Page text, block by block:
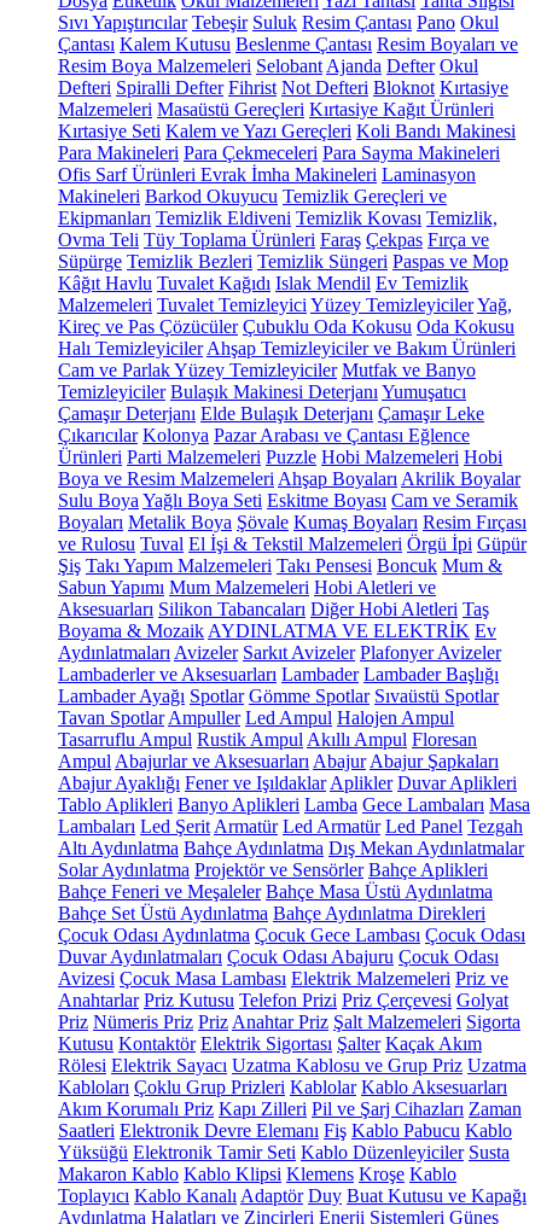
Sıvı Yapıştırıcılar Tebeşir Suluk Resim Çantası Pano Okul
Çantası Kalem Kutusu Beslenme Çantası Resim Boyaları ve
Resim Boya Malzemeleri Selobant Ajanda Defter Okul
Defteri Spiralli Defter Fihrist Not Defteri Bloknot Kırtasiye
Malzemeleri Masaüstü Gereçleri Kırtasiye Kağıt Ürünleri
Kırtasiye Seti Kalem ve Yazı Gereçleri Koli Bandı Makinesi
Para Makineleri Para Çekmeceleri Para Sayma Makineleri
Ofis Sarf Ürünleri Evrak İmha Makineleri Laminasyon
Makineleri Barkod Okuyucu Temizlik Gereçleri ve
Ekipmanları Temizlik Eldiveni Temizlik Kovası Temizlik,
Ovma Teli Tüy Toplama Ürünleri Faraş Çekpas Fırça ve
Süpürge Temizlik Bezleri Temizlik Süngeri Paspas ve Mop
Kâğıt Havlu Tuvalet Kağıdı Islak Mendil Ev Temizlik
Malzemeleri Tuvalet Temizleyici Yüzey TemizleyicilerYağ,
Kireç ve Pas Çözücüler Çubuklu Oda Kokusu Oda Kokusu
Halı Temizleyiciler Ahşap Temizleyiciler ve Bakım Ürünleri
Cam ve Parlak Yüzey Temizleyiciler Mutfak ve Banyo
Temizleyiciler Bulaşık Makinesi Deterjanı Yumuşatıcı
Çamaşır Deterjanı Elde Bulaşık Deterjanı Çamaşır Leke
Çıkarıcılar Kolonya Pazar Arabası ve Çantası Eğlence
Ürünleri Parti Malzemeleri Puzzle Hobi Malzemeleri Hobi
Boya ve Resim Malzemeleri Ahşap Boyaları Akrilik Boyalar
Sulu Boya Yağlı Boya Seti Eskitme Boyası Cam ve Seramik
Boyaları Metalik Boya Şövale Kumaş Boyaları Resim Fırçası
ve Rulosu Tuval El İşi & Tekstil Malzemeleri Örgü İpi Güpür
Şiş Takı Yapım Malzemeleri Takı Pensesi Boncuk Mum &
Sabun Yapımı Mum Malzemeleri Hobi Aletleri ve
Aksesuarları Silikon Tabancaları Diğer Hobi Aletleri Taş
Boyama & Mozaik AYDINLATMA VE ELEKTRİK Ev
Aydınlatmaları Avizeler Sarkıt Avizeler Plafonyer Avizeler
Lambaderler ve Aksesuarları Lambader Lambader Başlığı
Lambader Ayağı Spotlar Gömme Spotlar Sıvaüstü Spotlar
Tavan Spotlar Ampuller Led Ampul Halojen Ampul
Tasarruflu Ampul Rustik Ampul Akıllı Ampul Floresan
Ampul Abajurlar ve Aksesuarları Abajur Abajur Şapkaları
Abajur Ayaklığı Fener ve Işıldaklar Aplikler Duvar Aplikleri
Tablo Aplikleri Banyo Aplikleri Lamba Gece Lambaları Masa
Lambaları Led Şerit Armatür Led Armatür Led Panel Tezgah
Altı Aydınlatma Bahçe Aydınlatma Dış Mekan Aydınlatmalar
Solar Aydınlatma Projektör ve Sensörler Bahçe Aplikleri
Bahçe Feneri ve Meşaleler Bahçe Masa Üstü Aydınlatma
Bahçe Set Üstü Aydınlatma Bahçe Aydınlatma Direkleri
Çocuk Odası Aydınlatma Çocuk Gece Lambası Çocuk Odası
Duvar Aydınlatmaları Çocuk Odası Abajuru Çocuk Odası
Avizesi Çocuk Masa Lambası Elektrik Malzemeleri Priz ve
Anahtarlar Priz Kutusu Telefon Prizi Priz Çerçevesi Golyat
Priz Nümeris Priz Priz Anahtar Priz Şalt Malzemeleri Sigorta
Kutusu Kontaktör Elektrik Sigortası Şalter Kaçak Akım
Rölesi Elektrik Sayacı Uzatma Kablosu ve Grup Priz Uzatma
Kabloları Çoklu Grup Prizleri Kablolar Kablo Aksesuarları
Akım Korumalı Priz Kapı Zilleri Pil ve Şarj Cihazları Zaman
Saatleri Elektronik Devre Elemanı Fiş Kablo Pabucu Kablo
Yüksüğü Elektronik Tamir Seti Kablo Düzenleyiciler Susta
Makaron Kablo Kablo Klipsi Klemens Kroşe Kablo
Toplayıcı Kablo Kanalı Adaptör Duy Buat Kutusu ve Kapağı
Aydınlatma Halatları ve Zincirleri Enerji Sistemleri Güneş